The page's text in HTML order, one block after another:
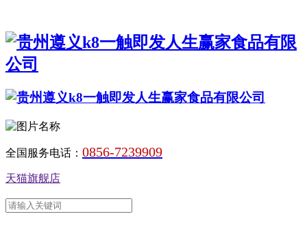
全国服务电话： 0856-7239909
天猫旗舰店